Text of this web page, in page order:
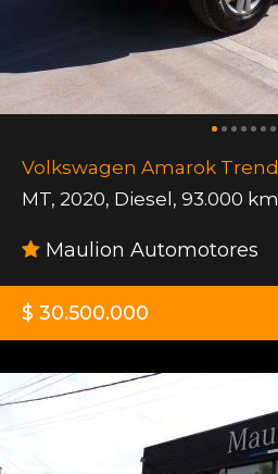
Volkswagen Amarok
MT, 2020, Diesel, 93.000
Maulion Automotores
$ 30.500.000